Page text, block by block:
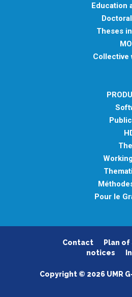
Education
Theses
Collective
Pour le
Contact Plan
notices
Copyright © 2026 UMR